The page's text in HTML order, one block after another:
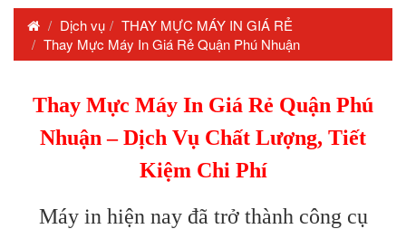
Dịch vụ
THAY MỰC MÁY IN GIÁ RẺ
Thay Mực Máy In Giá Rẻ Quận Phú Nhuận
Thay Mực Máy In Giá Rẻ Quận Phú
Nhuận – Dịch Vụ Chất Lượng, Tiết
Kiệm Chi Phí
Máy in hiện nay đã trở thành công cụ